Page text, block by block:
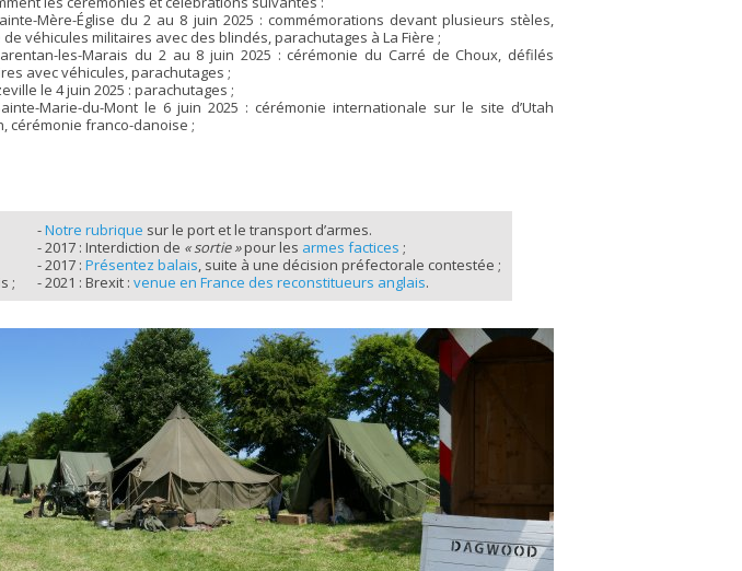
Mère-Église du 2 au 8 juin 2025 : commémorations devant plusieurs stèles,
véhicules militaires avec des blindés, parachutages à La Fière ;
les-Marais du 2 au 8 juin 2025 : cérémonie du Carré de Choux, défilés
avec véhicules, parachutages ;
le 4 juin 2025 : parachutages ;
Marie-du-Mont le 6 juin 2025 : cérémonie internationale sur le site d’Utah
cérémonie franco-danoise ;
;
-Notre rubrique sur le port et le transport d’armes.
- 2017 : Interdiction de « sortie »pour les armes factices ;
- 2017 : Présentez balais, suite à une décision préfectorale contestée ;
- 2021 : Brexit : venue en France des reconstitueurs anglais.